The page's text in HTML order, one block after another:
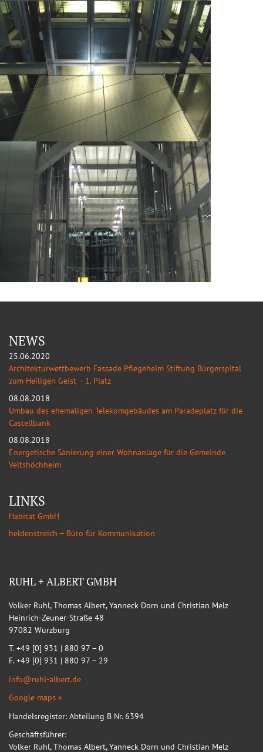
NEWS
25.06.2020
Architekturwettbewerb Fassade Pflegeheim Stiftung Bürgerspital
zum Heiligen Geist – 1. Platz
08.08.2018
Umbau des ehemaligen Telekomgebäudes am Paradeplatz für die
Castellbank
08.08.2018
Energetische Sanierung einer Wohnanlage für die Gemeinde
Veitshöchheim
LINKS
Habitat GmbH
heldenstreich – Büro für Kommunikation
RUHL + ALBERT GMBH
Volker Ruhl, Thomas Albert, Yanneck Dorn und Christian Melz
Heinrich-Zeuner-Straße 48
97082 Würzburg
T. +49 [0] 931 | 880 97 – 0
F. +49 [0] 931 | 880 97 – 29
info@ruhl-albert.de
Google maps »
Handelsregister: Abteilung B Nr. 6394
Geschäftsführer:
Volker Ruhl, Thomas Albert, Yanneck Dorn und Christian Melz